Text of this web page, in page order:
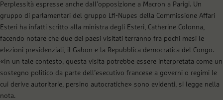
Perplessità espresse anche dall’opposizione a Macron a Parigi. Un
gruppo di parlamentari del gruppo Lfi-Nupes della Commissione Affari
Esteri ha infatti scritto alla ministra degli Esteri, Catherine Colonna,
facendo notare che due dei paesi visitati terranno fra pochi mesi le
elezioni presidenziali, il Gabon e la Repubblica democratica del Congo.
«In un tale contesto, questa visita potrebbe essere interpretata come un
sostegno politico da parte dell’esecutivo francese a governi o regimi le
cui derive autoritarie, persino autocratiche» sono evidenti, si legge nella
nota.